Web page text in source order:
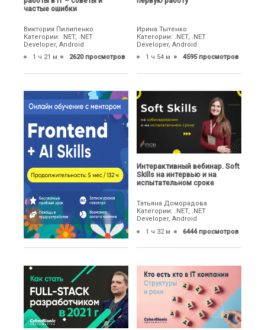
частые ошибки
Виктория Пилипенко
Категории: .NET, .NET
Developer, Android
1 ч 21 м
2620 просмотров
Ирина Тытенко
Категории: .NET, .NET
Developer, Android
1 ч 54 м
4595 просмотров
Интерактивный вебинар. Soft
Skills на интервью и на
испытательном сроке
Татьяна Доморадова
Категории: .NET, .NET
Developer, Android
1 ч 32 м
6444 просмотров